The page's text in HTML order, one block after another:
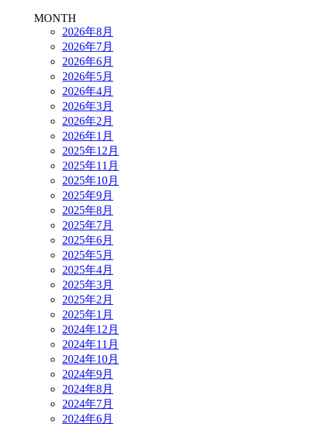
MONTH
2026年8月
2026年7月
2026年6月
2026年5月
2026年4月
2026年3月
2026年2月
2026年1月
2025年12月
2025年11月
2025年10月
2025年9月
2025年8月
2025年7月
2025年6月
2025年5月
2025年4月
2025年3月
2025年2月
2025年1月
2024年12月
2024年11月
2024年10月
2024年9月
2024年8月
2024年7月
2024年6月